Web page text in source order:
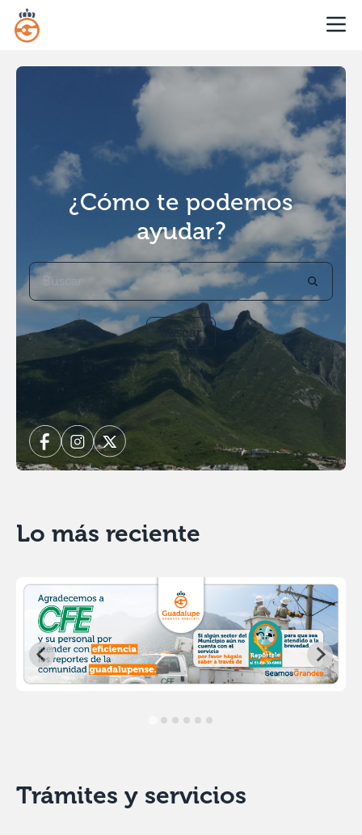
¿Cómo te podemos
ayudar?
Buscar
Lo más reciente
Trámites y servicios